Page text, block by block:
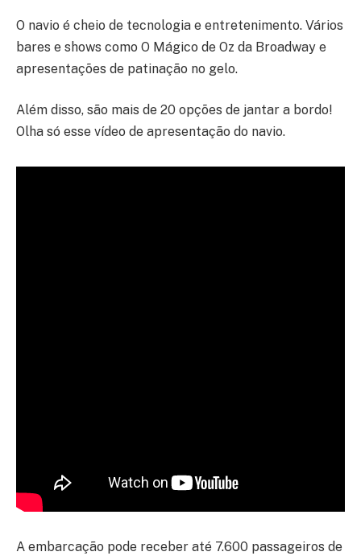
O navio é cheio de tecnologia e entretenimento. Vários
bares e shows como O Mágico de Oz da Broadway e
apresentações de patinação no gelo.
Além disso, são mais de 20 opções de jantar a bordo!
Olha só esse vídeo de apresentação do navio.
A embarcação pode receber até 7.600 passageiros de